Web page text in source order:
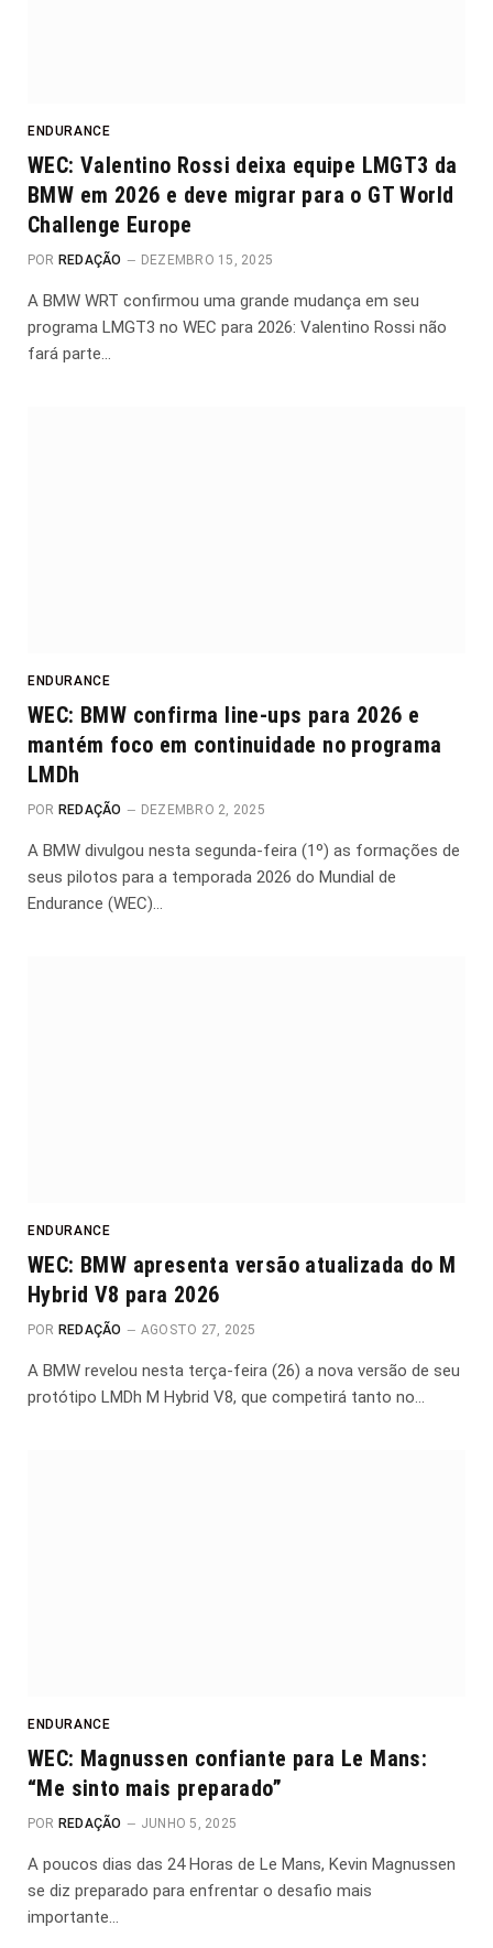
ENDURANCE
WEC: Valentino Rossi deixa equipe LMGT3 da
BMW em 2026 e deve migrar para o GT World
Challenge Europe
POR REDAÇÃO DEZEMBRO 15, 2025
A BMW WRT confirmou uma grande mudança em seu
programa LMGT3 no WEC para 2026: Valentino Rossi não
fará parte…
ENDURANCE
WEC: BMW confirma line-ups para 2026 e
mantém foco em continuidade no programa
LMDh
POR REDAÇÃO DEZEMBRO 2, 2025
A BMW divulgou nesta segunda-feira (1º) as formações de
seus pilotos para a temporada 2026 do Mundial de
Endurance (WEC)…
ENDURANCE
WEC: BMW apresenta versão atualizada do M
Hybrid V8 para 2026
POR REDAÇÃO AGOSTO 27, 2025
A BMW revelou nesta terça-feira (26) a nova versão de seu
protótipo LMDh M Hybrid V8, que competirá tanto no…
ENDURANCE
WEC: Magnussen confiante para Le Mans:
“Me sinto mais preparado”
POR REDAÇÃO JUNHO 5, 2025
A poucos dias das 24 Horas de Le Mans, Kevin Magnussen
se diz preparado para enfrentar o desafio mais
importante…